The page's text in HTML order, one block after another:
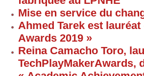
Mise en service du
Ahmed Tarek est
Awards 2019 »
Reina Camacho Toro,
TechPlayMakerAwards,